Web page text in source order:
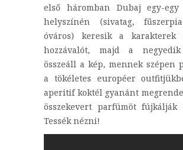
első háromban Dubaj egy-
helyszínén (sivatag,
óváros) keresik a karakterek
hozzávalót, majd a
összeáll a kép, mennek szépen
a tökéletes européer
aperitif koktél gyanánt
összekevert parfümöt fújkálják
Tessék nézni!